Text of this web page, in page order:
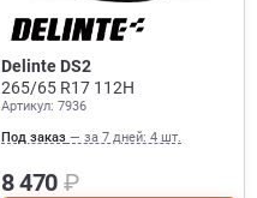
Delinte DS2
265/65 R17 112H
Артикул: 7936
Под заказ — за 7 дней: 4 шт.
8 470 ₽